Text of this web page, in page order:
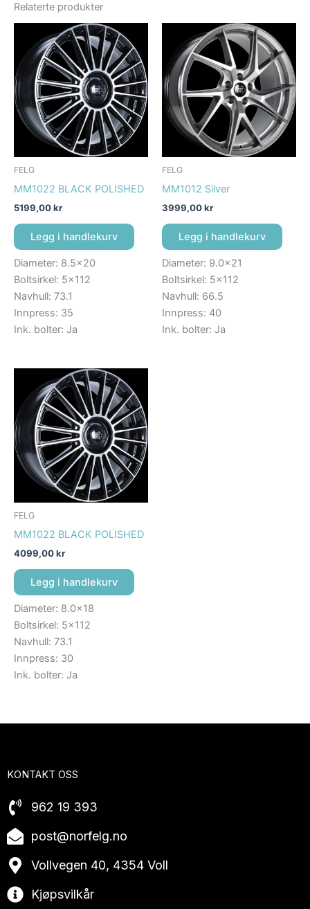
Relaterte produkter
FELG
MM1022 BLACK POLISHED
5199,00kr
Legg i handlekurv
Diameter: 8.5×20
Boltsirkel: 5×112
Navhull: 73.1
Innpress: 35
Ink. bolter: Ja
FELG
MM1012 Silver
3999,00kr
Legg i handlekurv
Diameter: 9.0×21
Boltsirkel: 5×112
Navhull: 66.5
Innpress: 40
Ink. bolter: Ja
FELG
MM1022 BLACK POLISHED
4099,00kr
Legg i handlekurv
Diameter: 8.0×18
Boltsirkel: 5×112
Navhull: 73.1
Innpress: 30
Ink. bolter: Ja
KONTAKT OSS
962 19 393
post@norfelg.no
Vollvegen 40, 4354 Voll
Kjøpsvilkår